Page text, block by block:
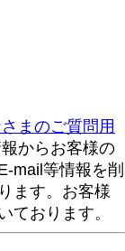
まのご質問用
からお客様の
mail等情報を削
ます。お客様
ております。